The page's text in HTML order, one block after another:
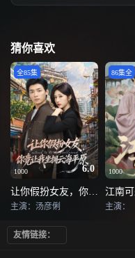
猜你喜欢
1000 6.0
全85集
主演：汤彦俐
1000
86集全
江南
主演：
友情链接：